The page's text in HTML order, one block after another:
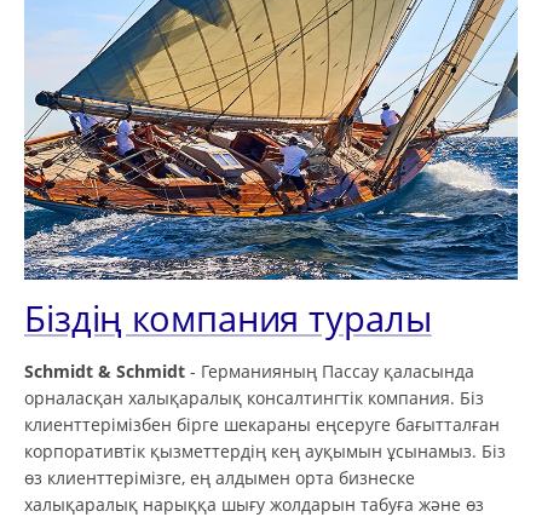
Біздің компания туралы
Schmidt & Schmidt - Германияның Пассау қаласында
орналасқан халықаралық консалтингтік компания. Біз
клиенттерімізбен бірге шекараны еңсеруге бағытталған
корпоративтік қызметтердің кең ауқымын ұсынамыз. Біз
өз клиенттерімізге, ең алдымен орта бизнеске
халықаралық нарыққа шығу жолдарын табуға және өз